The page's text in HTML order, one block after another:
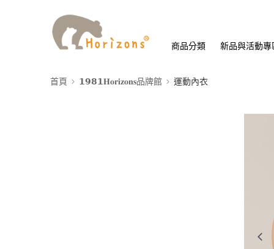
商品分類 新品與活動專
首頁 𝟭𝟵𝟴𝟭𝐇𝐨𝐫𝐢𝐳𝐨𝐧𝐬品牌館 運動內衣